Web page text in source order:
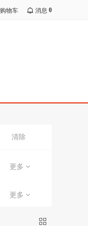
购物车 消息 0
清除
更多
更多